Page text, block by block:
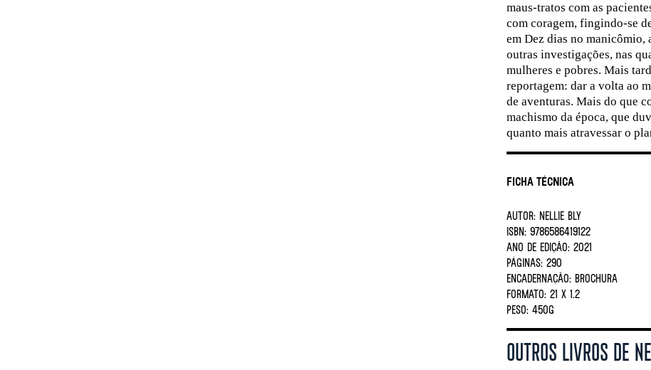
Ficha Técnica
AUTOR: Nellie Bly
ISBN: 9786586419122
ANO DE EDIÇÃO: 2021
PÁGINAS: 290
ENCADERNAÇÃO: BROCHURA
FORMATO: 21 X 1.2
PESO: 450G
maus-tratos com as
com coragem, fingindo-se
em Dez dias no manicômio,
outras investigações, nas
mulheres e pobres. Mais
reportagem: dar a volta ao
de aventuras. Mais do que
machismo da época, que
quanto mais atravessar o
OUTROS LIVROS DE